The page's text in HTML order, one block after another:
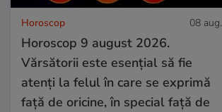
Horoscop 08 aug.
Horoscop 9 august 2026.
Vărsătorii este esențial să fie
atenți la felul în care se exprimă
față de oricine, în special față de